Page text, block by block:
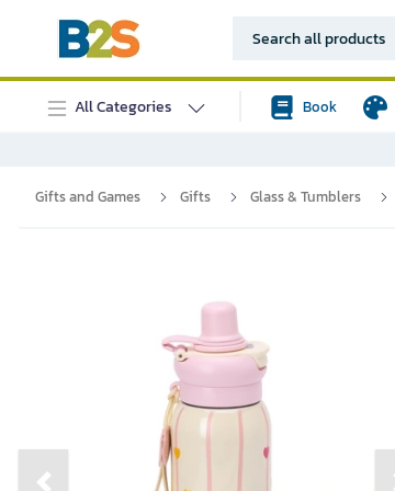
All Categories Book
Gifts and Games Gifts Glass & Tumblers